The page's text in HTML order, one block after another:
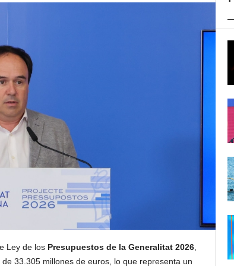
Ley de los Presupuestos de la Generalitat 2026,
33.305 millones de euros, lo que representa un